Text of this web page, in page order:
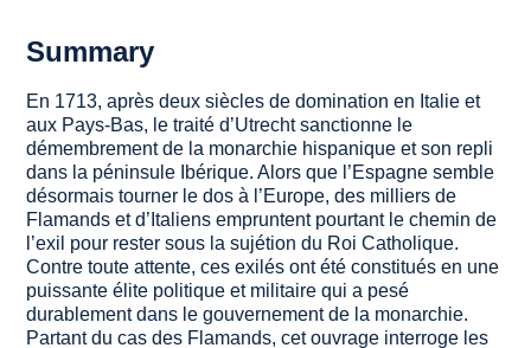
Summary
En 1713, après deux siècles de domination en Italie et
aux Pays-Bas, le traité d’Utrecht sanctionne le
démembrement de la monarchie hispanique et son repli
dans la péninsule Ibérique. Alors que l’Espagne semble
désormais tourner le dos à l’Europe, des milliers de
Flamands et d’Italiens empruntent pourtant le chemin de
l’exil pour rester sous la sujétion du Roi Catholique.
Contre toute attente, ces exilés ont été constitués en une
puissante élite politique et militaire qui a pesé
durablement dans le gouvernement de la monarchie.
Partant du cas des Flamands, cet ouvrage interroge les